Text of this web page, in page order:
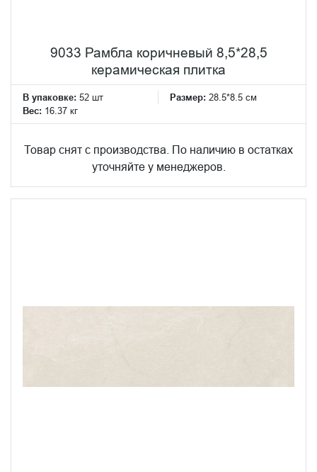
9033 Рамбла коричневый 8,5*28,5
керамическая плитка
В упаковке: 52 шт Размер: 28.5*8.5 см
Вес: 16.37 кг
Товар снят с производства. По наличию в остатках
уточняйте у менеджеров.